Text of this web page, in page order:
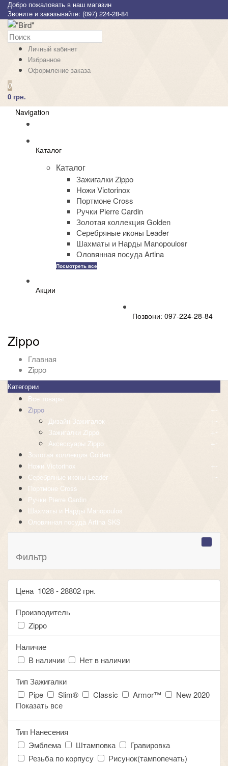
Добро пожаловать в наш магазин
Звоните и заказывайте: (097) 224-28-84
Личный кабинет
Избранное
Оформление заказа
0
0 грн.
Navigation
Каталог
Каталог
Зажигалки Zippo
Ножи Victorinox
Портмоне Cross
Ручки Pierre Cardin
Золотая коллекция Golden
Серебряные иконы Leader
Шахматы и Нарды Manopoulosr
Оловянная посуда Artina
Посмотреть все
Акции
Позвони: 097-224-28-84
Zippo
Главная
Zippo
Категории
Все товары
Zippo
+-
Дизайн Зажигалок +-
Зажигалки Zippo +-
Аксессуары Zippo +-
Золотая коллекция Golden
Ножи Victorinox
+-
Серебряные иконы Leader +-
Портмоне Cross
Ручки Pierre Cardin
Шахматы и Нарды Manopoulos
Оловянная посуда Artina SKS
Фильтр
Цена 1028-28802 грн.
Производитель
Zippo
Наличие
В наличии
Нет в наличии
Тип Зажигалки
Pipe
Slim® Classic Armor™
New 2020
Показать все
Тип Нанесения
Эмблема
Штамповка
Гравировка
Резьба по корпусу
Рисунок(тампопечать)